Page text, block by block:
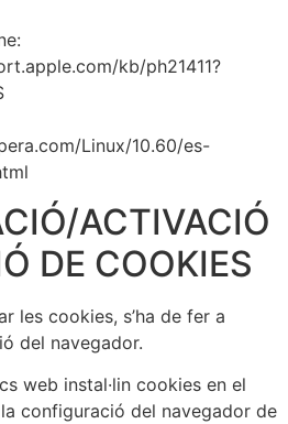
kb/ph21411?
Linux/10.60/es-
ACTIVACIÓ
DE COOKIES
les cookies, s’ha de fer a
del navegador.
web instal·lin cookies en el
configuració del navegador de